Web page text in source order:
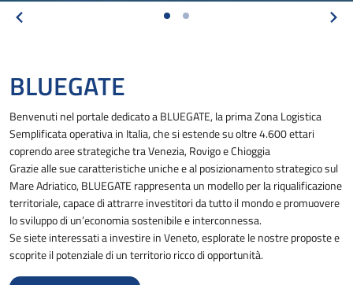
BLUEGATE
Benvenuti nel portale dedicato a BLUEGATE, la prima Zona Logistica
Semplificata operativa in Italia, che si estende su oltre 4.600 ettari
coprendo aree strategiche tra Venezia, Rovigo e Chioggia
Grazie alle sue caratteristiche uniche e al posizionamento strategico sul
Mare Adriatico, BLUEGATE rappresenta un modello per la riqualificazione
territoriale, capace di attrarre investitori da tutto il mondo e promuovere
lo sviluppo di un’economia sostenibile e interconnessa.
Se siete interessati a investire in Veneto, esplorate le nostre proposte e
scoprite il potenziale di un territorio ricco di opportunità.